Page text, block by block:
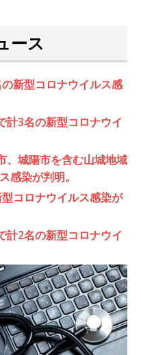
ース
新型コロナウイルス感
計3名の新型コロナウイ
、城陽市を含む山城地域
感染が判明。
コロナウイルス感染が
計2名の新型コロナウイ